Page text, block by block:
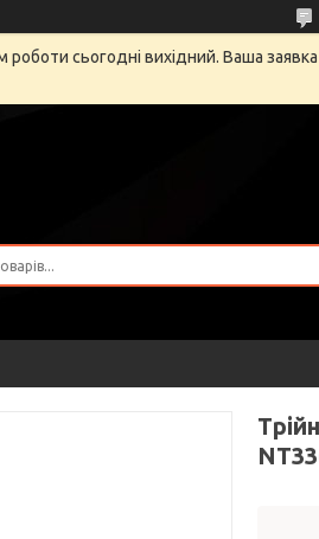
сьогодні вихідний. Ваша